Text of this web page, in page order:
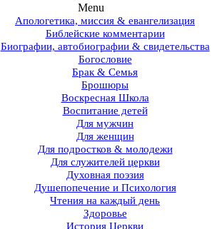
Menu
Апологетика, миссия & евангелизация
Библейские комментарии
Биографии, автобиографии & свидетельства
Богословие
Брак & Семья
Брошюры
Воскресная Школа
Воспитание детей
Для мужчин
Для женщин
Для подростков & молодежи
Для служителей церкви
Духовная поэзия
Душепопечение и Психология
Чтения на каждый день
Здоровье
История Церкви